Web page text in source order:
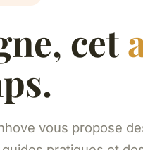
cet
vous propose